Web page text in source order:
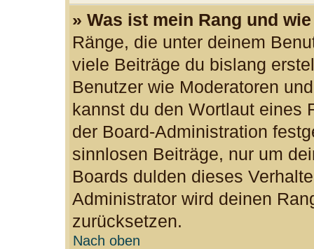
» Was ist mein Rang und
Ränge, die unter deinem
viele Beiträge du bislang
Benutzer wie Moderatoren
kannst du den Wortlaut eines
der Board-Administration
sinnlosen Beiträge, nur um
Boards dulden dieses
Administrator wird deinen
zurücksetzen.
Nach oben